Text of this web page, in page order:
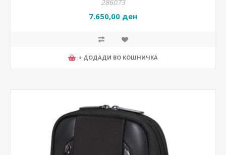
286073
7.650,00 ден
+ ДОДАДИ ВО КОШНИЧКА